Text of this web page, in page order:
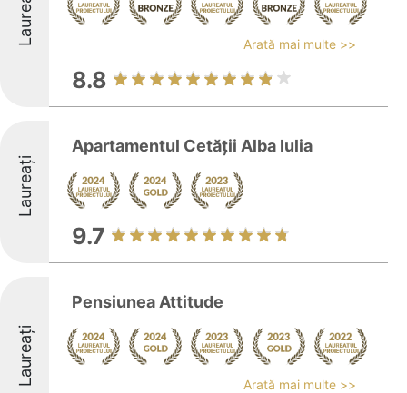
Laureați Arată mai multe >>
8.8
Laureați
Apartamentul Cetății Alba Iulia
9.7
Laureați
Pensiunea Attitude
Arată mai multe >>